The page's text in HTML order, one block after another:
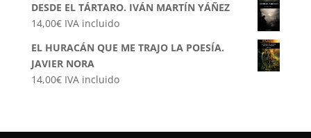
DESDE EL TÁRTARO. IVÁN MARTÍN YÁÑEZ
14,00€ IVA incluido
EL HURACÁN QUE ME TRAJO LA POESÍA.
JAVIER NORA
14,00€ IVA incluido